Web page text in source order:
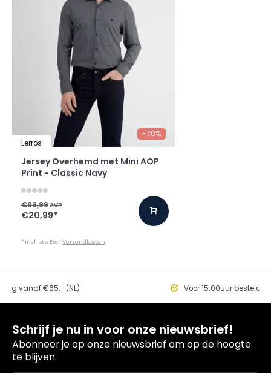
-70%
Lerros
Jersey Overhemd met Mini AOP
Print - Classic Navy
€69,99AVP
€20,99*
* Incl. btw Excl.Verzendkosten
vanaf €65,- (NL) Voor 15.00uur besteld,
Schrijf je nu in voor onze nieuwsbrief!
Abonneer je op onze nieuwsbrief om op de hoogte
te blijven.